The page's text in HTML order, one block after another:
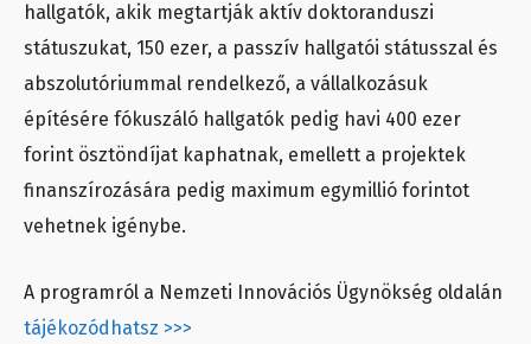
hallgatók, akik megtartják aktív doktoranduszi
státuszukat, 150 ezer, a passzív hallgatói státusszal és
abszolutóriummal rendelkező, a vállalkozásuk
építésére fókuszáló hallgatók pedig havi 400 ezer
forint ösztöndíjat kaphatnak, emellett a projektek
finanszírozására pedig maximum egymillió forintot
vehetnek igénybe.
A programról a Nemzeti Innovációs Ügynökség oldalán
tájékozódhatsz >>>